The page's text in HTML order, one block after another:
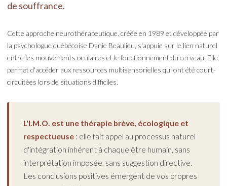
de souffrance.
Cette approche neurothérapeutique, créée en 1989 et développée par
la psychologue québécoise Danie Beaulieu, s'appuie sur le lien naturel
entre les mouvements oculaires et le fonctionnement du cerveau. Elle
permet d'accéder aux ressources multisensorielles qui ont été court-
circuitées lors de situations difficiles.
L'I.M.O. est une thérapie brève, écologique et
respectueuse : elle fait appel au processus naturel
d'intégration inhérent à chaque être humain, sans
interprétation imposée, sans suggestion directive.
Les conclusions positives émergent de vos propres